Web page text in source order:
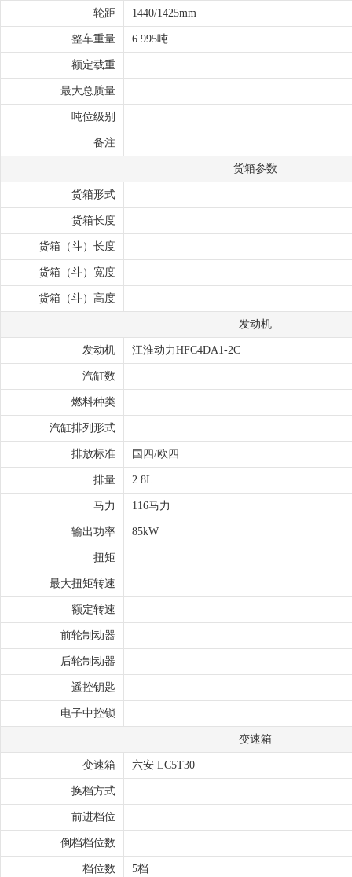
轮距 1440/1425mm
整车重量 6.995吨
额定载重
最大总质量
吨位级别
备注
货箱参数
货箱形式
货箱长度
货箱（斗）长度
货箱（斗）宽度
货箱（斗）高度
发动机
发动机 江淮动力HFC4DA1-2C
汽缸数
燃料种类
汽缸排列形式
排放标准 国四/欧四
排量 2.8L
马力 116马力
输出功率 85kW
扭矩
最大扭矩转速
额定转速
前轮制动器
后轮制动器
遥控钥匙
电子中控锁
变速箱
变速箱 六安 LC5T30
换档方式
前进档位
倒档档位数
档位数 5档